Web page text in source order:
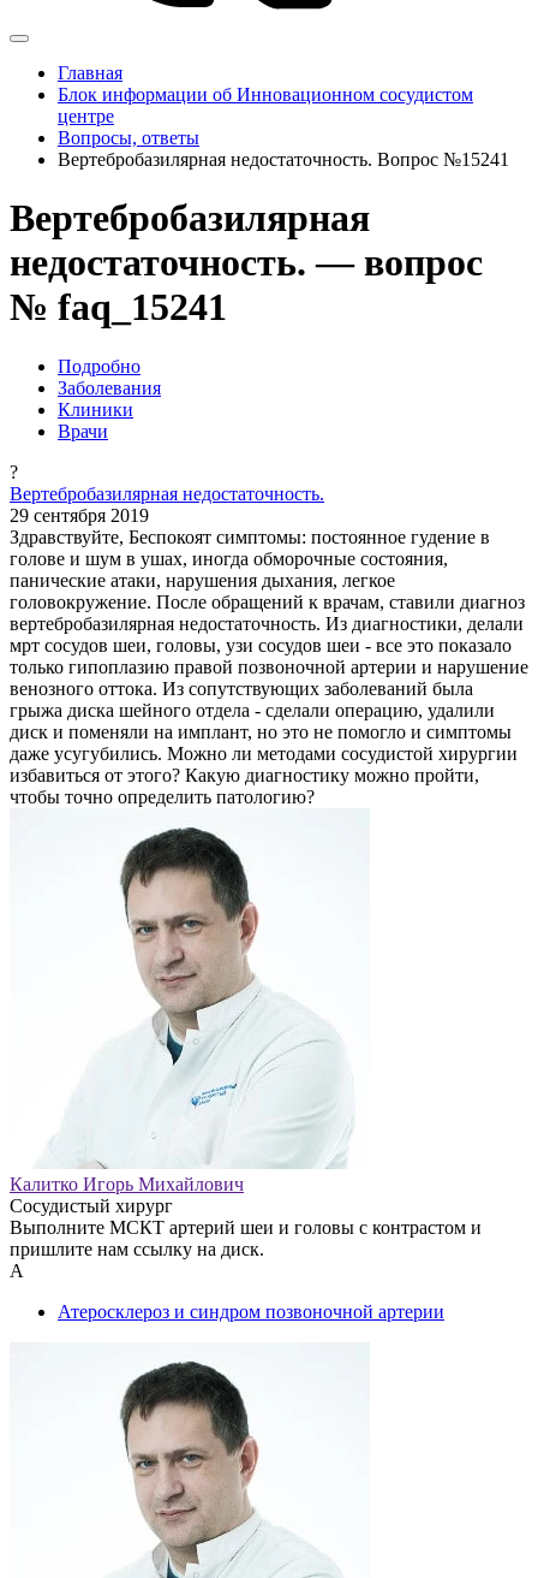
Главная
Блок информации об Инновационном сосудистом
центре
Вопросы, ответы
Вертебробазилярная недостаточность. Вопрос №15241
Вертебробазилярная
недостаточность. — вопрос
№ faq_15241
Подробно
Заболевания
Клиники
Врачи
?
Вертебробазилярная недостаточность.
29 сентября 2019
Здравствуйте, Беспокоят симптомы: постоянное гудение в
голове и шум в ушах, иногда обморочные состояния,
панические атаки, нарушения дыхания, легкое
головокружение. После обращений к врачам, ставили диагноз
вертебробазилярная недостаточность. Из диагностики, делали
мрт сосудов шеи, головы, узи сосудов шеи - все это показало
только гипоплазию правой позвоночной артерии и нарушение
венозного оттока. Из сопутствующих заболеваний была
грыжа диска шейного отдела - сделали операцию, удалили
диск и поменяли на имплант, но это не помогло и симптомы
даже усугубились. Можно ли методами сосудистой хирургии
избавиться от этого? Какую диагностику можно пройти,
чтобы точно определить патологию?
Калитко Игорь Михайлович
Сосудистый хирург
Выполните МСКТ артерий шеи и головы с контрастом и
пришлите нам ссылку на диск.
А
Атеросклероз и синдром позвоночной артерии